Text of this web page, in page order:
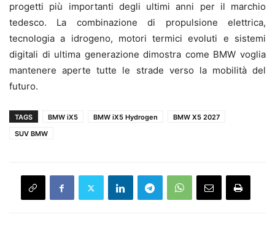
progetti più importanti degli ultimi anni per il marchio
tedesco. La combinazione di propulsione elettrica,
tecnologia a idrogeno, motori termici evoluti e sistemi
digitali di ultima generazione dimostra come BMW voglia
mantenere aperte tutte le strade verso la mobilità del
futuro.
TAGS BMW iX5 BMW iX5 Hydrogen
BMW X5 2027
SUV BMW